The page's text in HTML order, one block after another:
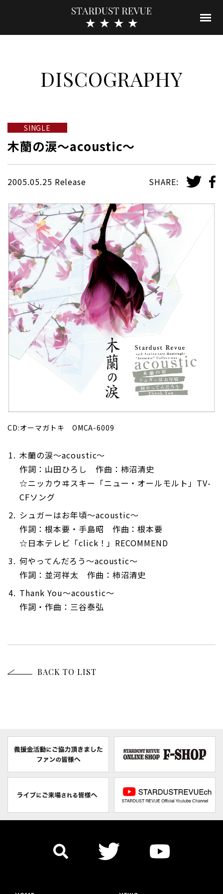
DISCOGRAPHY
SINGLE
木蘭の涙〜acoustic〜
2005.05.25 Release SHARE:
CD:オーマガトキ OMCA-6009
木蘭の涙～acoustic～
作詞：山田ひろし 作曲：柿沼清史
☆ニッカウヰスキー「ニュー・オールモルト」TV-
CFソング
シュガーはお年頃〜acoustic〜
作詞：根本要・手島昭 作曲：根本要
☆日本テレビ「click！」RECOMMEND
何やってんだろう〜acoustic〜
作詞：並河祥太 作曲：柿沼清史
Thank You〜acoustic〜
作詞・作曲：三谷泰弘
BACK TO LIST